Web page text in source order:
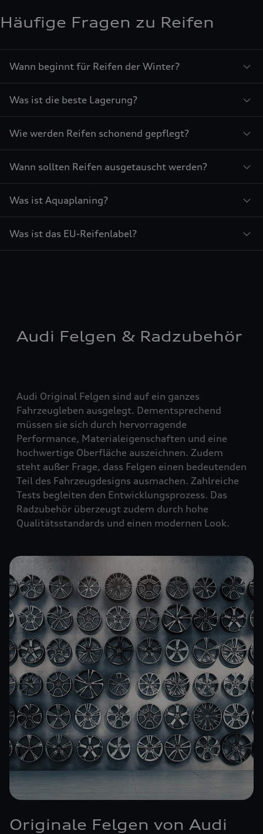
Häufige Fragen zu Reifen
Wann beginnt für Reifen der Winter?
Was ist die beste Lagerung?
Wie werden Reifen schonend gepflegt?
Wann sollten Reifen ausgetauscht werden?
Was ist Aquaplaning?
Was ist das EU-Reifenlabel?
Audi Felgen & Radzubehör
Audi Original Felgen sind auf ein ganzes
Fahrzeugleben ausgelegt. Dementsprechend
müssen sie sich durch hervorragende
Performance, Materialeigenschaften und eine
hochwertige Oberfläche auszeichnen. Zudem
steht außer Frage, dass Felgen einen bedeutenden
Teil des Fahrzeugdesigns ausmachen. Zahlreiche
Tests begleiten den Entwicklungsprozess. Das
Radzubehör überzeugt zudem durch hohe
Qualitätsstandards und einen modernen Look.
Originale Felgen von Audi